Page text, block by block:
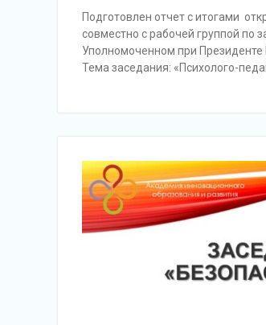
Подготовлен отчет с итогами
совместно с рабочей группой по
Уполномоченном при Президенте
Тема заседания: «Психолого-